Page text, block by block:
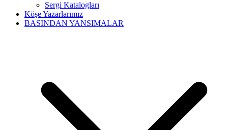
Sergi Katalogları
Köşe Yazarlarımız
BASINDAN YANSIMALAR